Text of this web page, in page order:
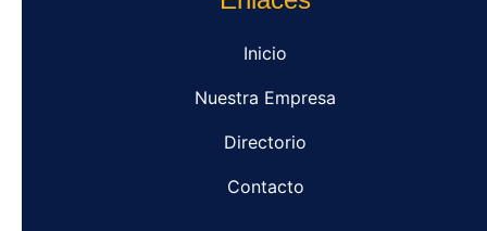
Inicio
Nuestra Empresa
Directorio
Contacto